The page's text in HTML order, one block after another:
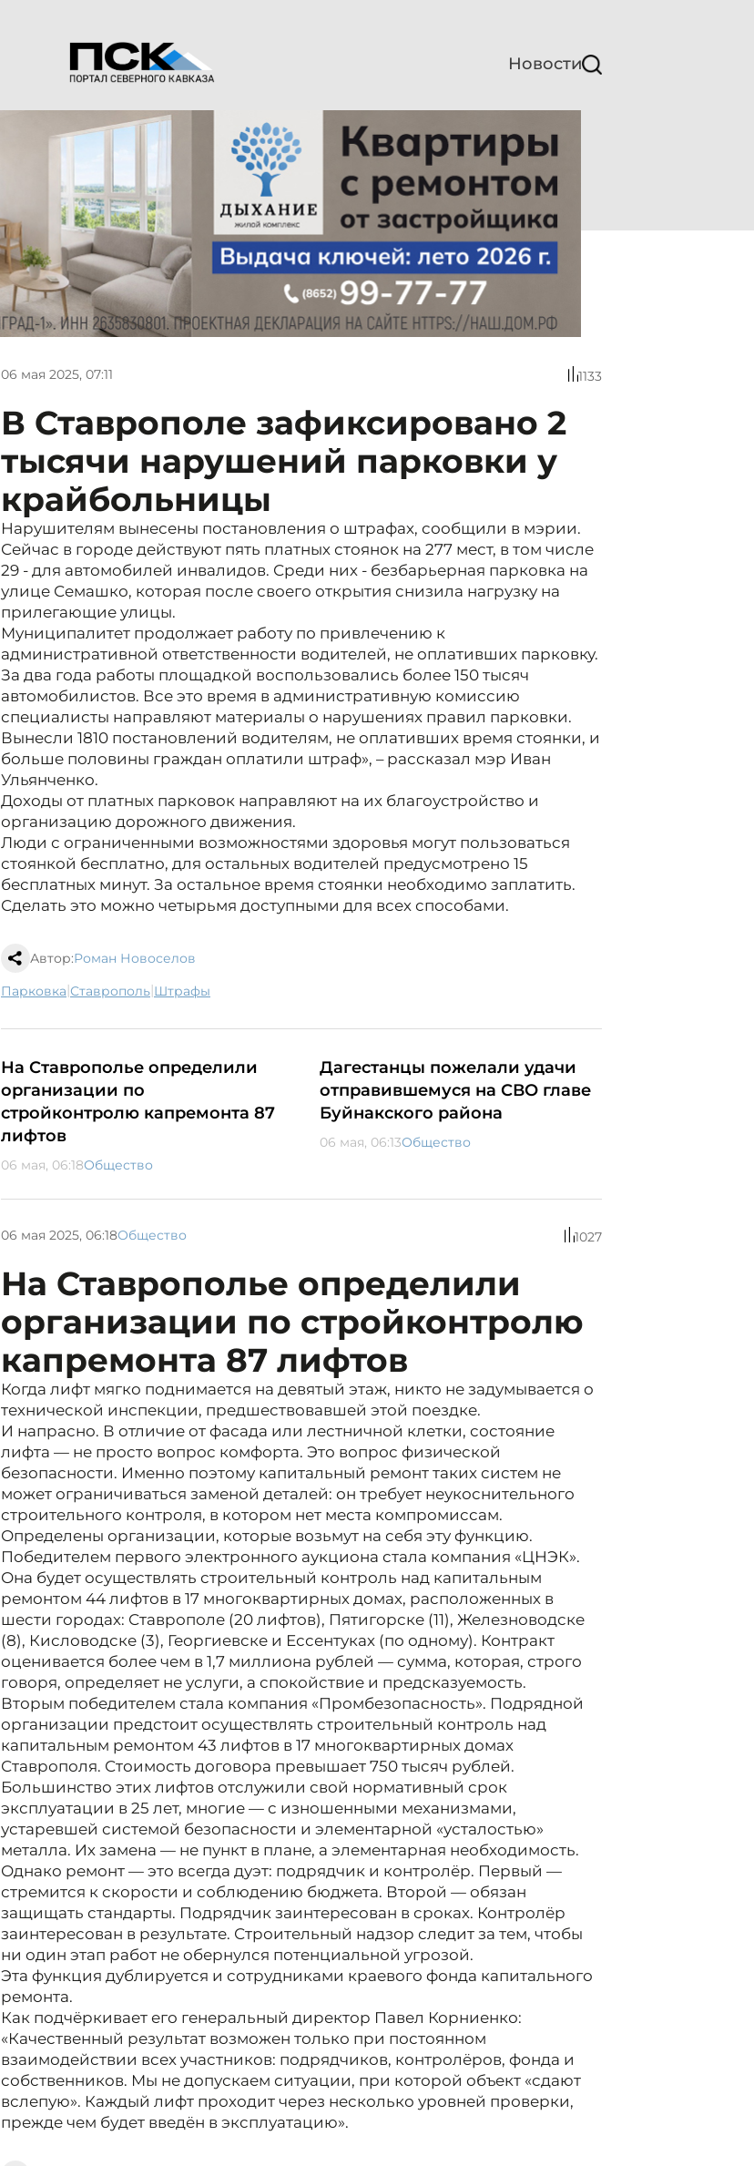
Новости
06 мая 2025, 07:11 1133
В Ставрополе зафиксировано 2
тысячи нарушений парковки у
крайбольницы
Нарушителям вынесены постановления о штрафах, сообщили в мэрии.
Сейчас в городе действуют пять платных стоянок на 277 мест, в том числе
29 - для автомобилей инвалидов. Среди них - безбарьерная парковка на
улице Семашко, которая после своего открытия снизила нагрузку на
прилегающие улицы.
Муниципалитет продолжает работу по привлечению к
административной ответственности водителей, не оплативших парковку.
За два года работы площадкой воспользовались более 150 тысяч
автомобилистов. Все это время в административную комиссию
специалисты направляют материалы о нарушениях правил парковки.
Вынесли 1810 постановлений водителям, не оплативших время стоянки, и
больше половины граждан оплатили штраф», – рассказал мэр Иван
Ульянченко.
Доходы от платных парковок направляют на их благоустройство и
организацию дорожного движения.
Люди с ограниченными возможностями здоровья могут пользоваться
стоянкой бесплатно, для остальных водителей предусмотрено 15
бесплатных минут. За остальное время стоянки необходимо заплатить.
Сделать это можно четырьмя доступными для всех способами.
Автор:Роман Новоселов
парковка| Ставрополь| штрафы
На Ставрополье определили
организации по
стройконтролю капремонта 87
лифтов
06 мая, 06:18Общество
Дагестанцы пожелали удачи
отправившемуся на СВО главе
Буйнакского района
06 мая, 06:13Общество
06 мая 2025, 06:18Общество 1027
На Ставрополье определили
организации по стройконтролю
капремонта 87 лифтов
Когда лифт мягко поднимается на девятый этаж, никто не задумывается о
технической инспекции, предшествовавшей этой поездке.
И напрасно. В отличие от фасада или лестничной клетки, состояние
лифта — не просто вопрос комфорта. Это вопрос физической
безопасности. Именно поэтому капитальный ремонт таких систем не
может ограничиваться заменой деталей: он требует неукоснительного
строительного контроля, в котором нет места компромиссам.
Определены организации, которые возьмут на себя эту функцию.
Победителем первого электронного аукциона стала компания «ЦНЭК».
Она будет осуществлять строительный контроль над капитальным
ремонтом 44 лифтов в 17 многоквартирных домах, расположенных в
шести городах: Ставрополе (20 лифтов), Пятигорске (11), Железноводске
(8), Кисловодске (3), Георгиевске и Ессентуках (по одному). Контракт
оценивается более чем в 1,7 миллиона рублей — сумма, которая, строго
говоря, определяет не услуги, а спокойствие и предсказуемость.
Вторым победителем стала компания «Промбезопасность». Подрядной
организации предстоит осуществлять строительный контроль над
капитальным ремонтом 43 лифтов в 17 многоквартирных домах
Ставрополя. Стоимость договора превышает 750 тысяч рублей.
Большинство этих лифтов отслужили свой нормативный срок
эксплуатации в 25 лет, многие — с изношенными механизмами,
устаревшей системой безопасности и элементарной «усталостью»
металла. Их замена — не пункт в плане, а элементарная необходимость.
Однако ремонт — это всегда дуэт: подрядчик и контролёр. Первый —
стремится к скорости и соблюдению бюджета. Второй — обязан
защищать стандарты. Подрядчик заинтересован в сроках. Контролёр
заинтересован в результате. Строительный надзор следит за тем, чтобы
ни один этап работ не обернулся потенциальной угрозой.
Эта функция дублируется и сотрудниками краевого фонда капитального
ремонта.
Как подчёркивает его генеральный директор Павел Корниенко:
«Качественный результат возможен только при постоянном
взаимодействии всех участников: подрядчиков, контролёров, фонда и
собственников. Мы не допускаем ситуации, при которой объект «сдают
вслепую». Каждый лифт проходит через несколько уровней проверки,
прежде чем будет введён в эксплуатацию».